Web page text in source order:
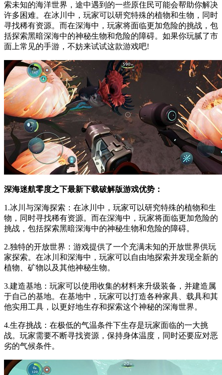
索未知的海洋世界，途中遇到的一些原住民可能会帮助你解决
许多困难。在冰川中，玩家可以研究特殊的植物和生物，同时
寻找稀有资源。而在深海中，玩家将面临更加危险的挑战，包
括探索黑暗深海中的神秘生物和危险的障碍。如果你玩腻了市
面上常见的手游，不妨来试试这款游戏吧!
深海迷航零度之下最新下载破解版游戏优势：
1.冰川与深海探索：在冰川中，玩家可以研究特殊的植物和生
物，同时寻找稀有资源。而在深海中，玩家将面临更加危险的
挑战，包括探索黑暗深海中的神秘生物和危险的障碍。
2.独特的开放世界：游戏提供了一个充满未知的开放世界供玩
家探索。在冰川和深海中，玩家可以自由地探索并发现全新的
植物、矿物以及其他神秘生物。
3.建造基地：玩家可以使用收集的材料来升级装备，并建造属
于自己的基地。在基地中，玩家可以打造各种家具、载具和其
他实用工具，以更好地生存和探索这个神秘的深海世界。
4.生存挑战：在极低的气温条件下生存是玩家面临的一大挑
战。玩家需要不断寻找资源，保持身体温度，同时还要应对恶
劣的气候条件。